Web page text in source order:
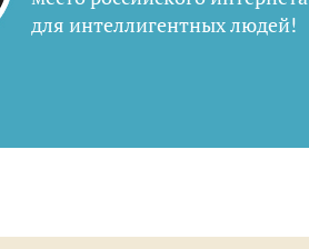
для интеллигентных людей!